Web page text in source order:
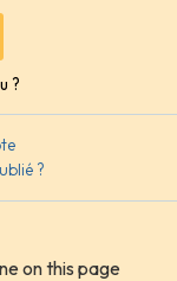
?
?
on this page